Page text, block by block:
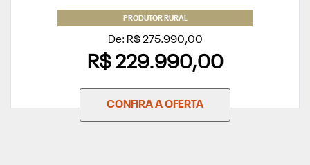
PRODUTOR RURAL
De: R$ 275.990,00
R$ 229.990,00
CONFIRA A OFERTA